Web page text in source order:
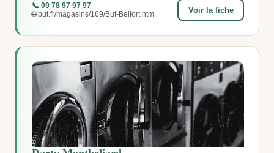
📞 09 78 97 97 97
🌐 but.fr/magasins/169/But-Belfort.htm
Voir la fiche